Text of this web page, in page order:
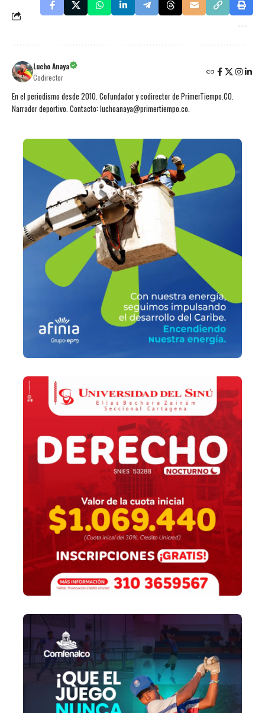
Lucho Anaya
Codirector
En el periodismo desde 2010. Cofundador y codirector de PrimerTiempo.CO.
Narrador deportivo. Contacto: luchoanaya@primertiempo.co.